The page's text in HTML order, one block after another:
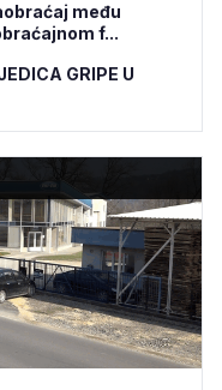
među
f...
GRIPE U